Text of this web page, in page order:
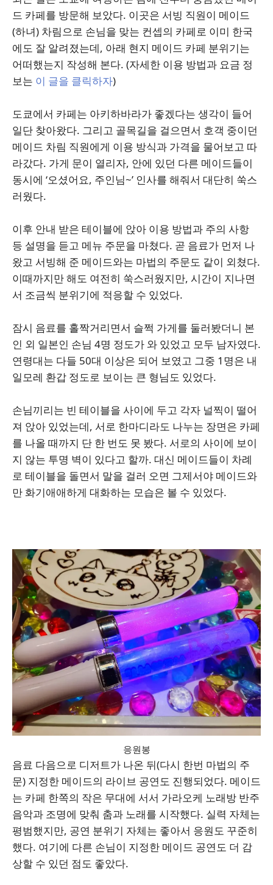
드 카페를 방문해 보았다. 이곳은 서빙 직원이 메이드
(하녀) 차림으로 손님을 맞는 컨셉의 카페로 이미 한국
에도 잘 알려졌는데, 아래 현지 메이드 카페 분위기는
어떠했는지 작성해 본다. (자세한 이용 방법과 요금 정
보는 이 글을 클릭하자)
도쿄에서 카페는 아키하바라가 좋겠다는 생각이 들어
일단 찾아왔다. 그리고 골목길을 걸으면서 호객 중이던
메이드 차림 직원에게 이용 방식과 가격을 물어보고 따
라갔다. 가게 문이 열리자, 안에 있던 다른 메이드들이
동시에 ‘오셨어요, 주인님~’ 인사를 해줘서 대단히 쑥스
러웠다.
이후 안내 받은 테이블에 앉아 이용 방법과 주의 사항
등 설명을 듣고 메뉴 주문을 마쳤다. 곧 음료가 먼저 나
왔고 서빙해 준 메이드와는 마법의 주문도 같이 외쳤다.
이때까지만 해도 여전히 쑥스러웠지만, 시간이 지나면
서 조금씩 분위기에 적응할 수 있었다.
잠시 음료를 홀짝거리면서 슬쩍 가게를 둘러봤더니 본
인 외 일본인 손님 4명 정도가 와 있었고 모두 남자였다.
연령대는 다들 50대 이상은 되어 보였고 그중 1명은 내
일모레 환갑 정도로 보이는 큰 형님도 있었다.
손님끼리는 빈 테이블을 사이에 두고 각자 널찍이 떨어
져 앉아 있었는데, 서로 한마디라도 나누는 장면은 카페
를 나올 때까지 단 한 번도 못 봤다. 서로의 사이에 보이
지 않는 투명 벽이 있다고 할까. 대신 메이드들이 차례
로 테이블을 돌면서 말을 걸러 오면 그제서야 메이드와
만 화기애애하게 대화하는 모습은 볼 수 있었다.
응원봉
음료 다음으로 디저트가 나온 뒤(다시 한번 마법의 주
문) 지정한 메이드의 라이브 공연도 진행되었다. 메이드
는 카페 한쪽의 작은 무대에 서서 가라오케 노래방 반주
음악과 조명에 맞춰 춤과 노래를 시작했다. 실력 자체는
평범했지만, 공연 분위기 자체는 좋아서 응원도 꾸준히
했다. 여기에 다른 손님이 지정한 메이드 공연도 더 감
상할 수 있던 점도 좋았다.